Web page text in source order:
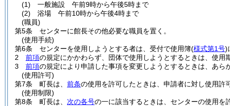
(1)
一般施設 午前9時から午後5時まで
(2)
浴場 午前10時から午後4時まで
(職員)
第5条
センターに館長その他必要な職員を置く。
(使用手続)
第6条
センターを使用しようとする者は、受付で使用簿(様式第1号)
2
前項の規定にかかわらず、団体で使用しようとするときは、使用
3
前項の規定により申請した事項を変更しようとするときは、あら
(使用許可)
第7条
町長は、 前条の使用を許可したときは、申請者に対し使用許
(使用制限)
第8条
町長は、 次の各号の一に該当するときは、センターの使用を